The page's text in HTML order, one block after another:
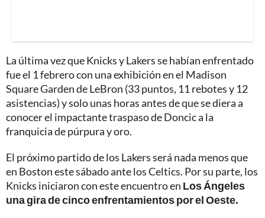
La última vez que Knicks y Lakers se habían enfrentado
fue el 1 febrero con una exhibición en el Madison
Square Garden de LeBron (33 puntos, 11 rebotes y 12
asistencias) y solo unas horas antes de que se diera a
conocer el impactante traspaso de Doncic a la
franquicia de púrpura y oro.
El próximo partido de los Lakers será nada menos que
en Boston este sábado ante los Celtics. Por su parte, los
Knicks iniciaron con este encuentro en Los Ángeles
una gira de cinco enfrentamientos por el Oeste.